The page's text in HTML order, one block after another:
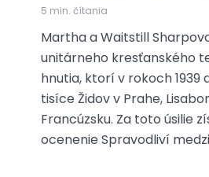
5 min. čítania
Martha a Waitstill
unitárneho kresťanského
hnutia, ktorí v rokoch 1939
tisíce Židov v Prahe,
Francúzsku. Za toto úsilie
ocenenie Spravodliví